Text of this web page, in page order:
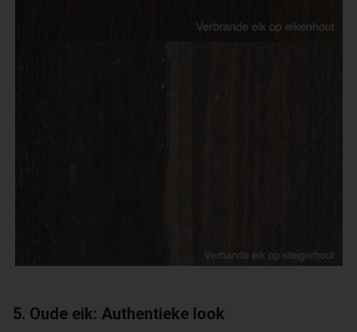
5. Oude eik: Authentieke look